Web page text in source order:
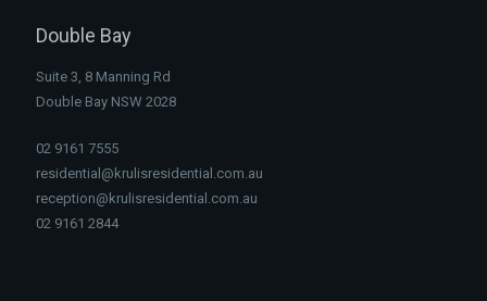
Double Bay
Suite 3, 8 Manning Rd
Double Bay NSW 2028
02 9161 7555
residential@krulisresidential.com.au
reception@krulisresidential.com.au
02 9161 2844